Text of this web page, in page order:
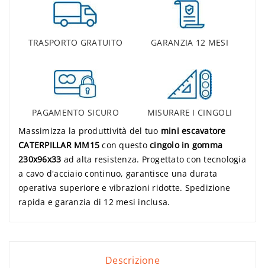
TRASPORTO GRATUITO GARANZIA 12 MESI
PAGAMENTO SICURO
MISURARE I CINGOLI
Massimizza la produttività del tuo mini escavatore
CATERPILLAR MM15 con questo cingolo in gomma
230x96x33 ad alta resistenza. Progettato con tecnologia
a cavo d'acciaio continuo, garantisce una durata
operativa superiore e vibrazioni ridotte. Spedizione
rapida e garanzia di 12 mesi inclusa.
Descrizione